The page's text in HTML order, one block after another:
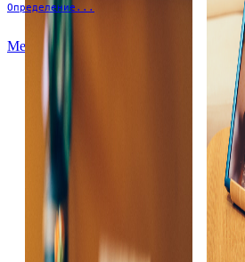
Определение...
Меню